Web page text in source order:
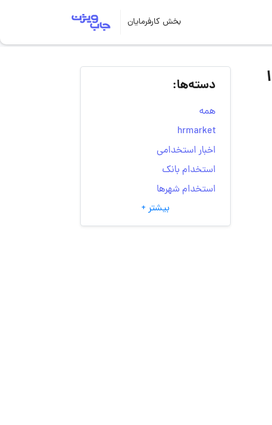
بخش کارفرمایان
رهاپ | ۱۲ دسته‌ها:
همه
hrmarket
اخبار استخدامی
استخدام بانک
استخدام شهرها
انتخاب مسیر شغلی
به‌روزرسانی‌های سایت
بیشتر +